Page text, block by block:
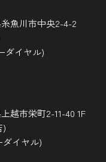
魚川市中央2-4-2
ダイヤル)
越市栄町2-11-40 1F
)
ダイヤル)